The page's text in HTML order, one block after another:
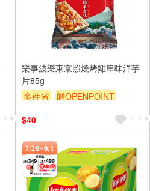
樂事波樂東京照燒烤雞串味洋芋
片85g
多件省
贈OPENPOINT
$40